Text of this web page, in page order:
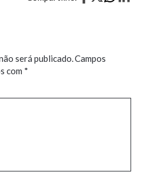
será publicado.Campos
com *